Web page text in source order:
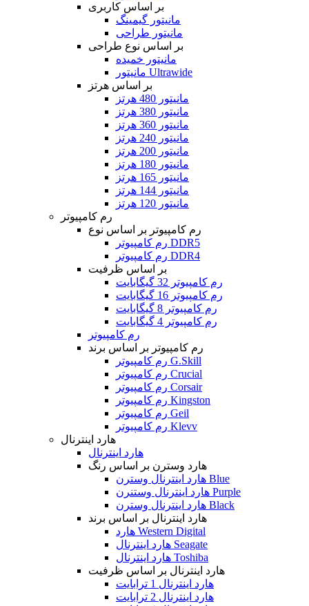
بر اساس کاربری
مانیتور گیمینگ
مانیتور طراحی
بر اساس نوع طراحی
مانیتور خمیده
مانیتور Ultrawide
بر اساس هرتز
مانیتور 480 هرتز
مانیتور 380 هرتز
مانیتور 360 هرتز
مانیتور 240 هرتز
مانیتور 200 هرتز
مانیتور 180 هرتز
مانیتور 165 هرتز
مانیتور 144 هرتز
مانیتور 120 هرتز
رم کامپیوتر
رم کامپیوتر بر اساس نوع
رم کامپیوتر DDR5
رم کامپیوتر DDR4
بر اساس ظرفیت
رم کامپیوتر 32 گیگابایت
رم کامپیوتر 16 گیگابایت
رم کامپیوتر 8 گیگابایت
رم کامپیوتر 4 گیگابایت
رم کامپیوتر
رم کامپیوتر بر اساس برند
رم کامپیوتر G.Skill
رم کامپیوتر Crucial
رم کامپیوتر Corsair
رم کامپیوتر Kingston
رم کامپیوتر Geil
رم کامپیوتر Klevv
هارد اینترنال
هارد اینترنال
هارد وسترن بر اساس رنگ
هارد اینترنال وسترن Blue
هارد اینترنال وستنرن Purple
هارد اینترنال وسترن Black
هارد اینترنال بر اساس برند
هارد Western Digital
هارد اینترنال Seagate
هارد اینترنال Toshiba
هارد اینترنال بر اساس ظرفیت
هارد اینترنال 1 ترابایت
هارد اینترنال 2 ترابایت